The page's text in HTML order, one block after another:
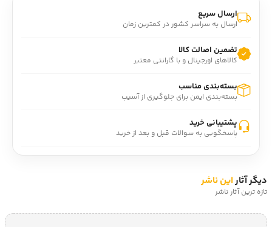
ارسال سریع
ارسال به سراسر کشور در کمترین زمان
تضمین اصالت کالا
کالاهای اورجینال و با گارانتی معتبر
بسته‌بندی مناسب
بسته‌بندی ایمن برای جلوگیری از آسیب
پشتیبانی خرید
پاسخگویی به سوالات قبل و بعد از خرید
دیگر آثاراین ناشر
تازه ترین آثار ناشر